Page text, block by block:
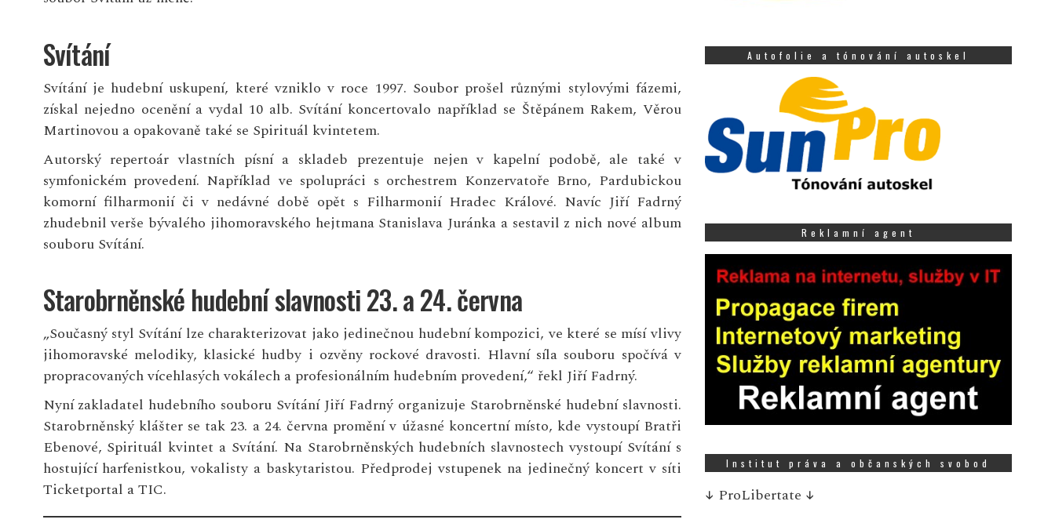
Svítání
Svítání je hudební uskupení, které vzniklo v roce 1997. Soubor prošel různými stylovými fázemi,
získal nejedno ocenění a vydal 10 alb. Svítání koncertovalo například se Štěpánem Rakem, Věrou
Martinovou a opakovaně také se Spirituál kvintetem.
Autorský repertoár vlastních písní a skladeb prezentuje nejen v kapelní podobě, ale také v
symfonickém provedení. Například ve spolupráci s orchestrem Konzervatoře Brno, Pardubickou
komorní filharmonií či v nedávné době opět s Filharmonií Hradec Králové. Navíc Jiří Fadrný
zhudebnil verše bývalého jihomoravského hejtmana Stanislava Juránka a sestavil z nich nové album
souboru Svítání.
Starobrněnské hudební slavnosti 23. a 24. června
„Současný styl Svítání lze charakterizovat jako jedinečnou hudební kompozici, ve které se mísí vlivy
jihomoravské melodiky, klasické hudby i ozvěny rockové dravosti. Hlavní síla souboru spočívá v
propracovaných vícehlasých vokálech a profesionálním hudebním provedení,“ řekl Jiří Fadrný.
Nyní zakladatel hudebního souboru Svítání Jiří Fadrný organizuje Starobrněnské hudební slavnosti.
Starobrněnský klášter se tak 23. a 24. června promění v úžasné koncertní místo, kde vystoupí Bratři
Ebenové, Spirituál kvintet a Svítání. Na Starobrněnských hudebních slavnostech vystoupí Svítání s
hostující harfenistkou, vokalisty a baskytaristou. Předprodej vstupenek na jedinečný koncert v síti
Ticketportal a TIC.
Autofolie a tónování autoskel
Reklamní agent
Institut práva a občanských svobod
↓ ProLibertate ↓